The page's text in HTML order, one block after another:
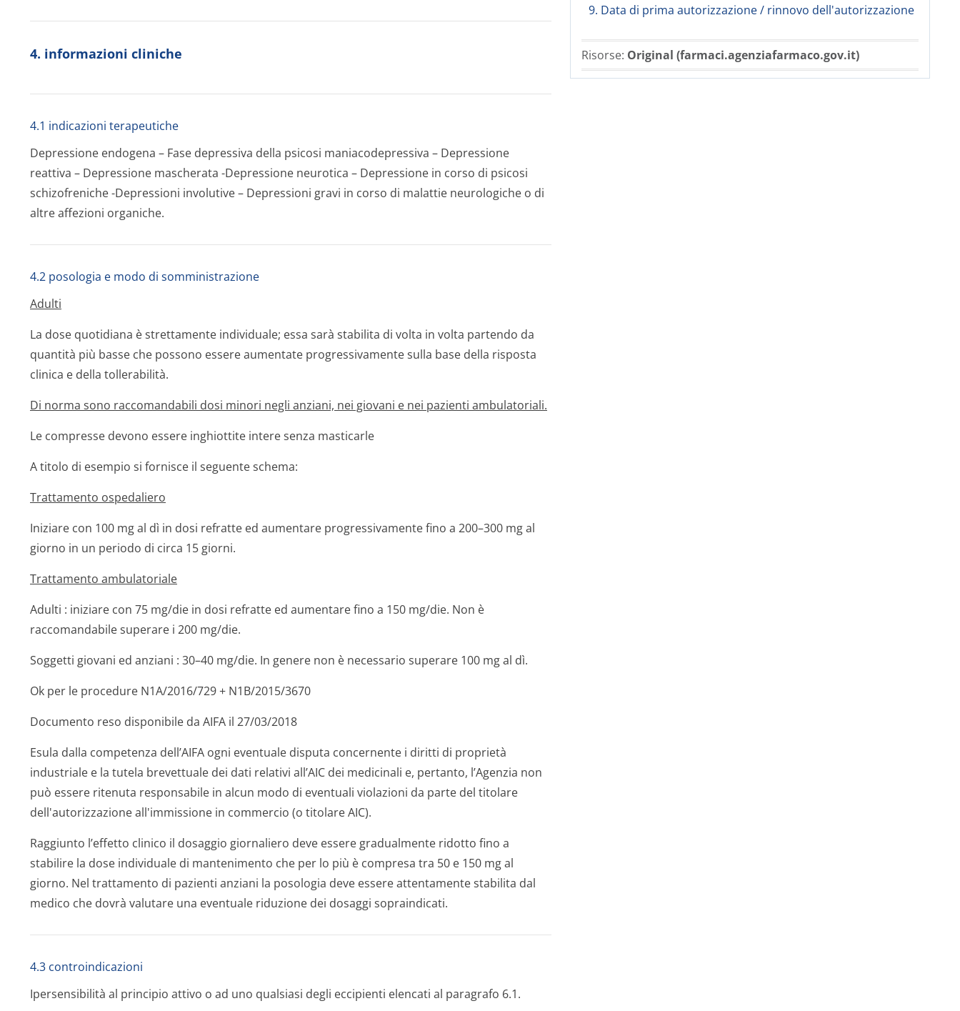
9. Data di prima autorizzazione / rinnovo dell'autorizzazione
Risorse: Original (farmaci.agenziafarmaco.gov.it)
4. informazioni cliniche
4.1 indicazioni terapeutiche
Depressione endogena – Fase depressiva della psicosi maniacodepressiva – Depressione
reattiva – Depressione mascherata -Depressione neurotica – Depressione in corso di psicosi
schizofreniche -Depressioni involutive – Depressioni gravi in corso di malattie neurologiche o di
altre affezioni organiche.
4.2 posologia e modo di somministrazione
Adulti
La dose quotidiana è strettamente individuale; essa sarà stabilita di volta in volta partendo da
quantità più basse che possono essere aumentate progressivamente sulla base della risposta
clinica e della tollerabilità.
Di norma sono raccomandabili dosi minori negli anziani, nei giovani e nei pazienti ambulatoriali.
Le compresse devono essere inghiottite intere senza masticarle
A titolo di esempio si fornisce il seguente schema:
Trattamento ospedaliero
Iniziare con 100 mg al dì in dosi refratte ed aumentare progressivamente fino a 200–300 mg al
giorno in un periodo di circa 15 giorni.
Trattamento ambulatoriale
Adulti : iniziare con 75 mg/die in dosi refratte ed aumentare fino a 150 mg/die. Non è
raccomandabile superare i 200 mg/die.
Soggetti giovani ed anziani : 30–40 mg/die. In genere non è necessario superare 100 mg al dì.
Ok per le procedure N1A/2016/729 + N1B/2015/3670
Documento reso disponibile da AIFA il 27/03/2018
Esula dalla competenza dell’AIFA ogni eventuale disputa concernente i diritti di proprietà
industriale e la tutela brevettuale dei dati relativi all’AIC dei medicinali e, pertanto, l’Agenzia non
può essere ritenuta responsabile in alcun modo di eventuali violazioni da parte del titolare
dell'autorizzazione all'immissione in commercio (o titolare AIC).
Raggiunto l’effetto clinico il dosaggio giornaliero deve essere gradualmente ridotto fino a
stabilire la dose individuale di mantenimento che per lo più è compresa tra 50 e 150 mg al
giorno. Nel trattamento di pazienti anziani la posologia deve essere attentamente stabilita dal
medico che dovrà valutare una eventuale riduzione dei dosaggi sopraindicati.
4.3 controindicazioni
Ipersensibilità al principio attivo o ad uno qualsiasi degli eccipienti elencati al paragrafo 6.1.